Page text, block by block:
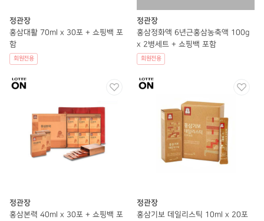
정관장
홍삼대활 70ml x 30포 + 쇼핑백 포
함
회원전용
정관장
홍삼정화액 6년근홍삼농축액 100g
x 2병세트 + 쇼핑백 포함
회원전용
정관장
홍삼본력 40ml x 30포 + 쇼핑백 포
정관장
홍삼기보 데일리스틱 10ml x 20포